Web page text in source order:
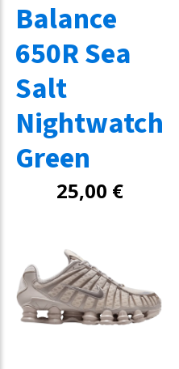
Balance
650R Sea
Salt
Nightwatch
Green
25,00 €